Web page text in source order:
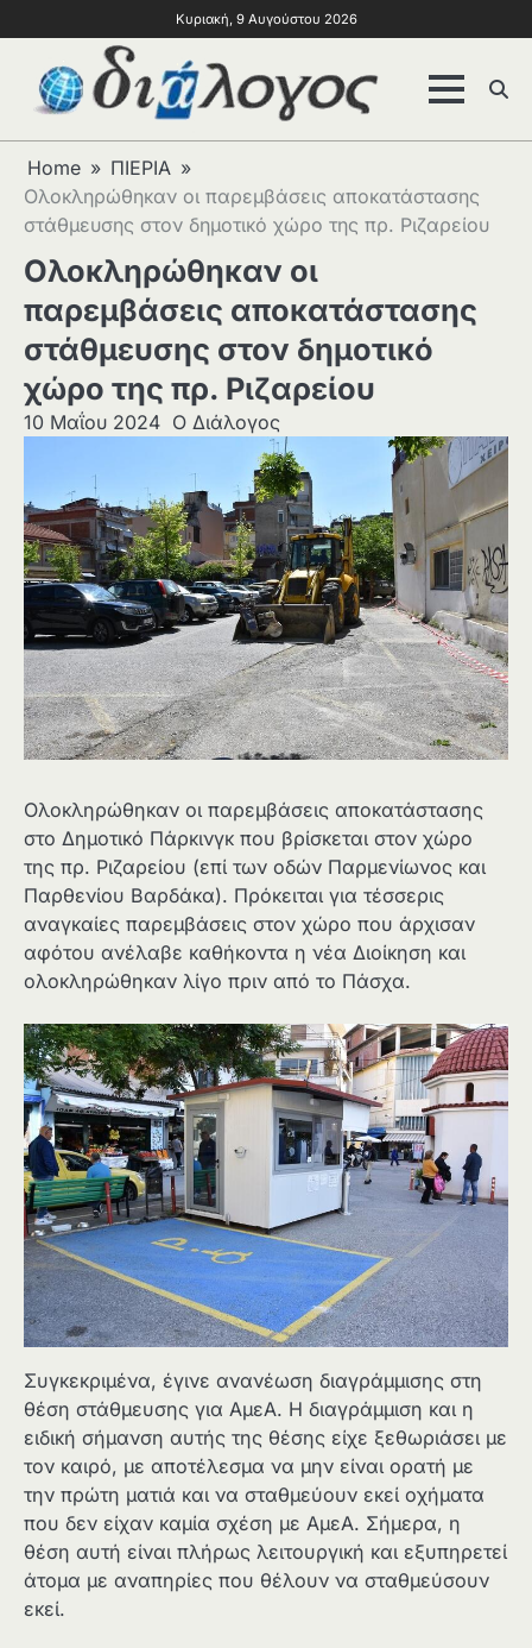
Κυριακή, 9 Αυγούστου 2026
Home
ΠΙΕΡΙΑ
Ολοκληρώθηκαν οι παρεμβάσεις αποκατάστασης
στάθμευσης στον δημοτικό χώρο της πρ. Ριζαρείου
Ολοκληρώθηκαν οι
παρεμβάσεις αποκατάστασης
στάθμευσης στον δημοτικό
χώρο της πρ. Ριζαρείου
10 Μαΐου 2024 Ο Διάλογος
Ολοκληρώθηκαν οι παρεμβάσεις αποκατάστασης
στο Δημοτικό Πάρκινγκ που βρίσκεται στον χώρο
της πρ. Ριζαρείου (επί των οδών Παρμενίωνος και
Παρθενίου Βαρδάκα). Πρόκειται για τέσσερις
αναγκαίες παρεμβάσεις στον χώρο που άρχισαν
αφότου ανέλαβε καθήκοντα η νέα Διοίκηση και
ολοκληρώθηκαν λίγο πριν από το Πάσχα.
Συγκεκριμένα, έγινε ανανέωση διαγράμμισης στη
θέση στάθμευσης για ΑμεΑ. Η διαγράμμιση και η
ειδική σήμανση αυτής της θέσης είχε ξεθωριάσει με
τον καιρό, με αποτέλεσμα να μην είναι ορατή με
την πρώτη ματιά και να σταθμεύουν εκεί οχήματα
που δεν είχαν καμία σχέση με ΑμεΑ. Σήμερα, η
θέση αυτή είναι πλήρως λειτουργική και εξυπηρετεί
άτομα με αναπηρίες που θέλουν να σταθμεύσουν
εκεί.